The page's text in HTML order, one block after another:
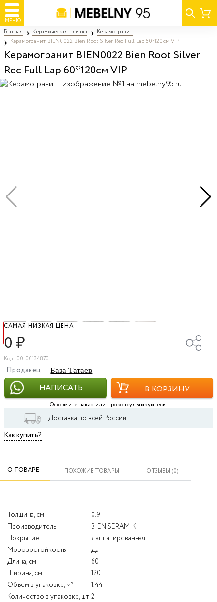
МЕНЮ
Главная Керамическая плитка
Керамогранит
Керамогранит BIEN0022 Bien Root Silver Rec Full Lap 60*120см VIP
Керамогранит BIEN0022 Bien Root Silver
Rec Full Lap 60*120см VIP
САМАЯ НИЗКАЯ ЦЕНА
0₽
Код: 00-00134870
Продавец: База Татаев
НАПИСАТЬ В КОРЗИНУ
Оформите заказ или проконсультируйтесь:
Доставка по всей России
Как купить?
О ТОВАРЕ ПОХОЖИЕ ТОВАРЫ ОТЗЫВЫ (0)
Толщина, см
0.9
Производитель
BIEN SERAMIK
Покрытие
Лаппатированная
Морозостойкость
Да
Длина, см
60
Ширина, см
120
Объем в упаковке, м²
1.44
Количество в упаковке, шт 2